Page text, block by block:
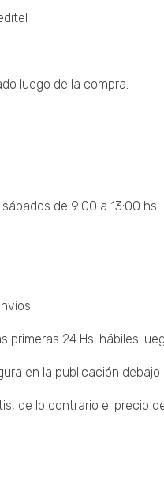
luego de la compra.
de 9:00 a 13:00 hs.
24 Hs. hábiles
en la publicación debajo
de lo contrario el precio